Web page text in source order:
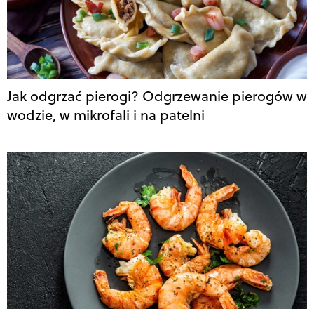
Jak odgrzać pierogi? Odgrzewanie pierogów w
wodzie, w mikrofali i na patelni